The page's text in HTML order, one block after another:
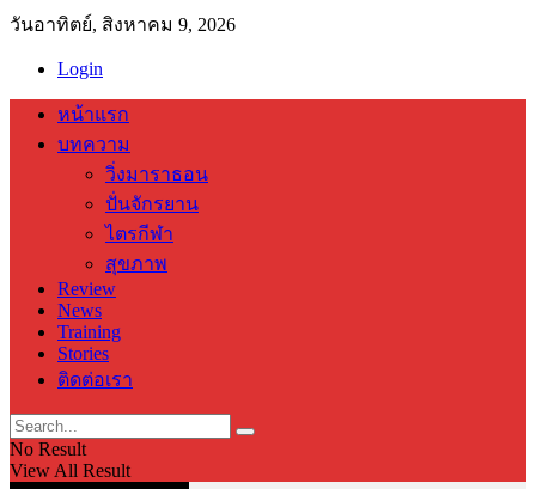
วันอาทิตย์, สิงหาคม 9, 2026
Login
หน้าแรก
บทความ
วิ่งมาราธอน
ปั่นจักรยาน
ไตรกีฬา
สุขภาพ
Review
News
Training
Stories
ติดต่อเรา
No Result
View All Result